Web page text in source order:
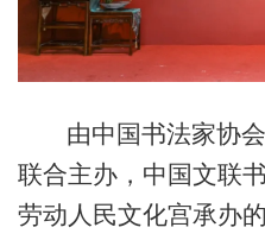
由中国书法家协
联合主办，中国文联
劳动人民文化宫承办